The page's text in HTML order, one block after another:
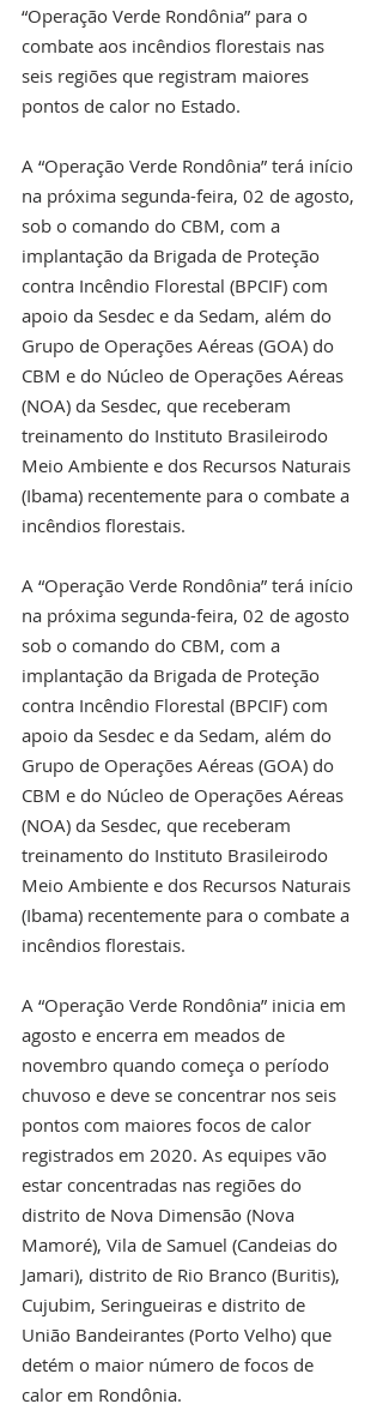
“Operação Verde Rondônia” para o
combate aos incêndios florestais nas
seis regiões que registram maiores
pontos de calor no Estado.
A “Operação Verde Rondônia” terá início
na próxima segunda-feira, 02 de agosto,
sob o comando do CBM, com a
implantação da Brigada de Proteção
contra Incêndio Florestal (BPCIF) com
apoio da Sesdec e da Sedam, além do
Grupo de Operações Aéreas (GOA) do
CBM e do Núcleo de Operações Aéreas
(NOA) da Sesdec, que receberam
treinamento do Instituto Brasileirodo
Meio Ambiente e dos Recursos Naturais
(Ibama) recentemente para o combate a
incêndios florestais.
A “Operação Verde Rondônia” terá início
na próxima segunda-feira, 02 de agosto
sob o comando do CBM, com a
implantação da Brigada de Proteção
contra Incêndio Florestal (BPCIF) com
apoio da Sesdec e da Sedam, além do
Grupo de Operações Aéreas (GOA) do
CBM e do Núcleo de Operações Aéreas
(NOA) da Sesdec, que receberam
treinamento do Instituto Brasileirodo
Meio Ambiente e dos Recursos Naturais
(Ibama) recentemente para o combate a
incêndios florestais.
A “Operação Verde Rondônia” inicia em
agosto e encerra em meados de
novembro quando começa o período
chuvoso e deve se concentrar nos seis
pontos com maiores focos de calor
registrados em 2020. As equipes vão
estar concentradas nas regiões do
distrito de Nova Dimensão (Nova
Mamoré), Vila de Samuel (Candeias do
Jamari), distrito de Rio Branco (Buritis),
Cujubim, Seringueiras e distrito de
União Bandeirantes (Porto Velho) que
detém o maior número de focos de
calor em Rondônia.